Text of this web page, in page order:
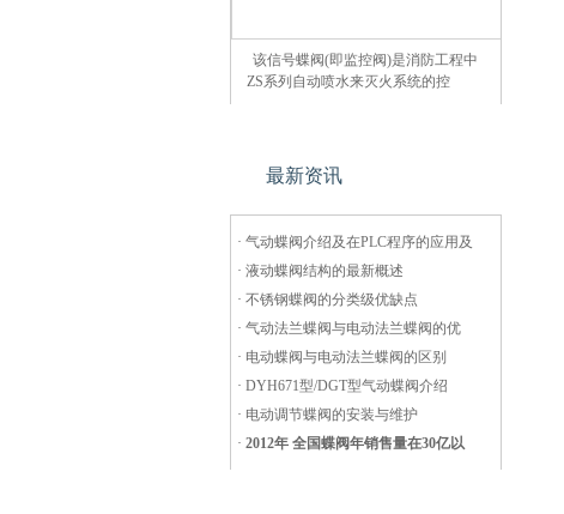
该信号蝶阀(即监控阀)是消防工程中
ZS系列自动喷水来灭火系统的控
最新资讯
· 气动蝶阀介绍及在PLC程序的应用及
· 液动蝶阀结构的最新概述
· 不锈钢蝶阀的分类级优缺点
· 气动法兰蝶阀与电动法兰蝶阀的优
· 电动蝶阀与电动法兰蝶阀的区别
· DYH671型/DGT型气动蝶阀介绍
· 电动调节蝶阀的安装与维护
· 2012年 全国蝶阀年销售量在30亿以